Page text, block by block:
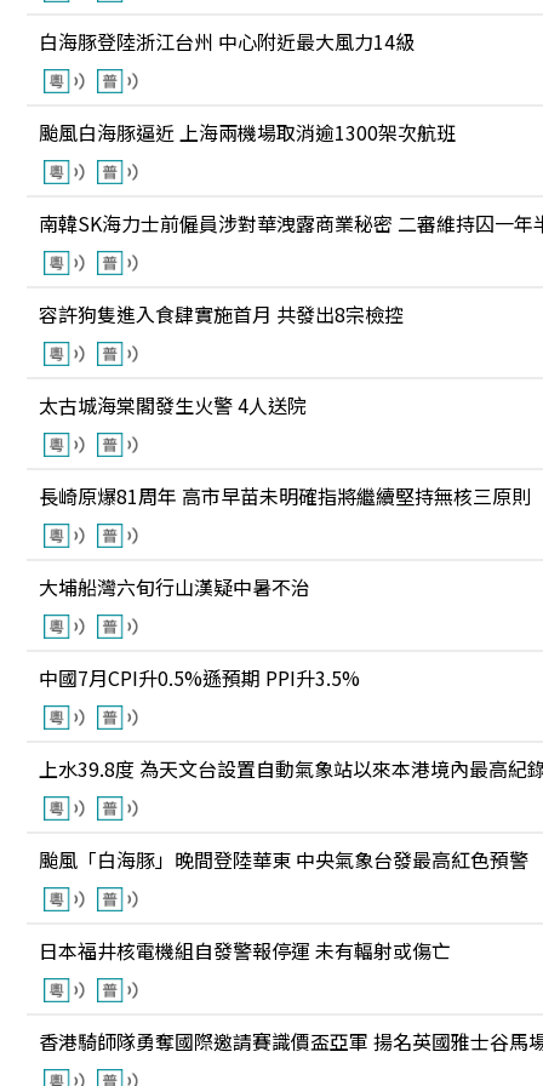
白海豚登陸浙江台州 中心附近最大風力14級
颱風白海豚逼近 上海兩機場取消逾1300架次航班
南韓SK海力士前僱員涉對華洩露商業秘密 二審維持囚一年
容許狗隻進入食肆實施首月 共發出8宗檢控
太古城海棠閣發生火警 4人送院
長崎原爆81周年 高市早苗未明確指將繼續堅持無核三原則
大埔船灣六旬行山漢疑中暑不治
中國7月CPI升0.5%遜預期 PPI升3.5%
上水39.8度 為天文台設置自動氣象站以來本港境內最高紀
颱風「白海豚」晚間登陸華東 中央氣象台發最高紅色預警
日本福井核電機組自發警報停運 未有輻射或傷亡
香港騎師隊勇奪國際邀請賽識價盃亞軍 揚名英國雅士谷馬